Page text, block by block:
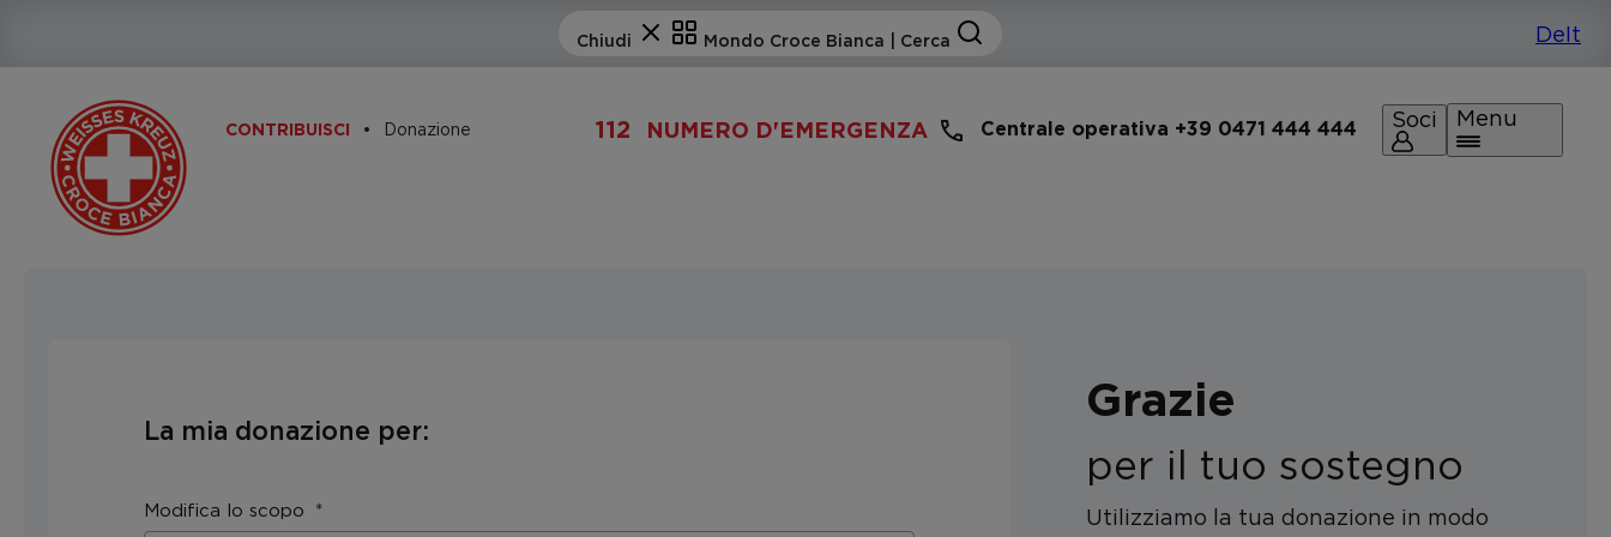
CONTRIBUISCI Donazione 112 NUMERO D'EMERGENZA Centrale operativa +39 0471 444 444 Soci Menu
La mia donazione per:
Modifica lo scopo
Grazie
per il tuo sostegno
Utilizziamo la tua donazione in modo